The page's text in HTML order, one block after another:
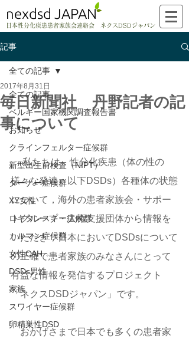
nexdsd JAPAN
日本性分化疾患患者家族会連絡会 ネクスDSDジャパン
記事
全ての記事
ベルギー国家機関調査報告書
お知らせ
クラインフェルター症候群
新型出生前検査（NIPT）
ターナー症候群
XY女性
ロキタンスキー症候群
カルマン症候群
女性CAH
DSDs男性
家族
スワイヤー症候群
卵精巣性DSD
全ての記事
毎日新聞社 丹野記者の記
事について
2017年8月31日
私たちは，性分化疾患（体の性の
様々な発達：以下DSDs）各種体の状態
について，海外の患者家族会・サポー
トグループ・人権支援団体から情報を
いただき，日本においてDSDsについて
の正確で患者家族のみなさんにとって
有益な情報を発信するプロジェクト
「ネクスDSDジャパン」です。
おかげさまで日本でも多くの患者家